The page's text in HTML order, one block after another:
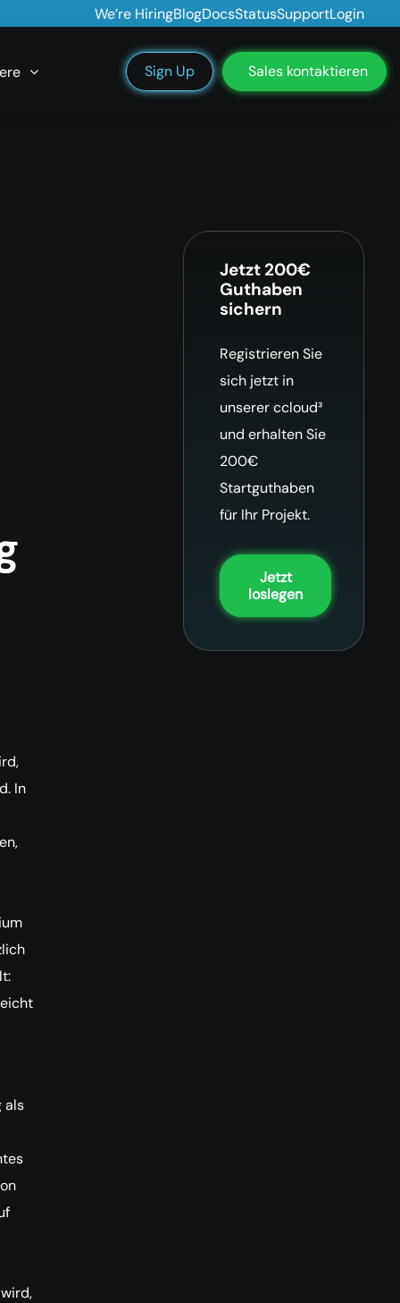
We’re HiringBlogDocsStatusSupportLogin
Sign Up Sales kontaktieren
In
als
Jetzt 200€
Guthaben
sichern
Registrieren Sie
sich jetzt in
unserer ccloud³
und erhalten Sie
200€
Startguthaben
für Ihr Projekt.
Jetzt
loslegen